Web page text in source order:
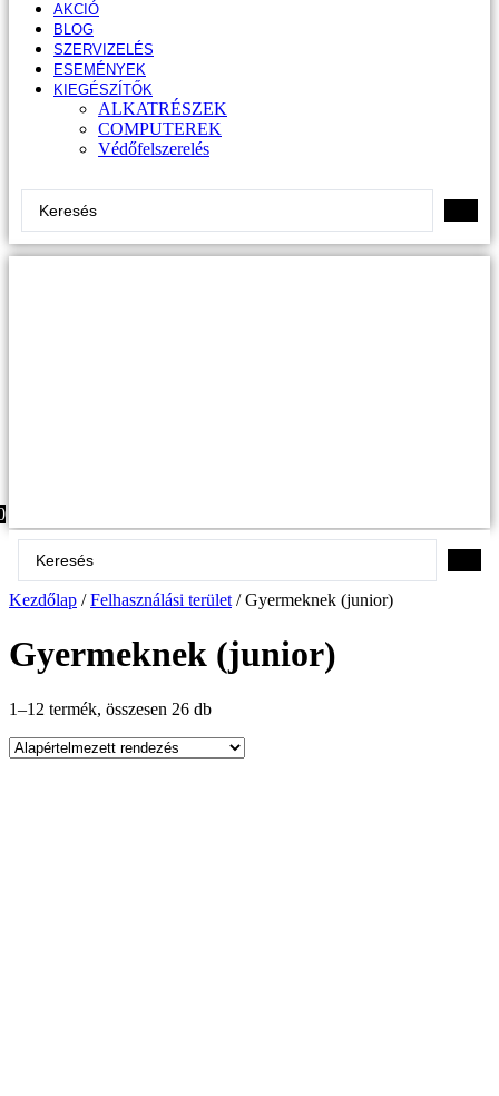
AKCIÓ
BLOG
SZERVIZELÉS
ESEMÉNYEK
KIEGÉSZÍTŐK
ALKATRÉSZEK
COMPUTEREK
Védőfelszerelés
Kezdőlap /Felhasználási terület / Gyermeknek (junior)
Gyermeknek (junior)
1–12 termék, összesen 26 db